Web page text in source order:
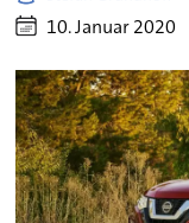
10. Januar 2020